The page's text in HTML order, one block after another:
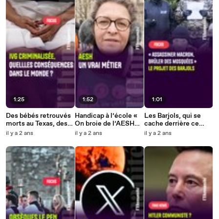
l'Égalité
1:25
Des bébés retrouvés
morts au Texas, des
femmes mortes dans
Pologne, les dangers
de la criminalisation
de l’IVG dans le
monde.
il y a 2 ans
1:52
Handicap à l’école «
On broie de l’AESH
par manque de
salariale »
il y a 2 ans
1:01
Les Barjols, qui se
cache derrière ce
groupuscule
voulait "assassiner
Macron" et "brûler
des mosquées" ?
il y a 2 ans